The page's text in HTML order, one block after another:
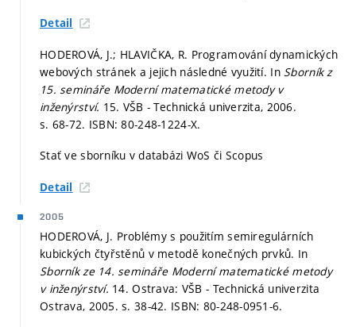
Detail
HODEROVÁ, J.; HLAVIČKA, R. Programování dynamických
webových stránek a jejich následné využití. In Sborník z
15. semináře Moderní matematické metody v
inženýrství. 15. VŠB - Technická univerzita, 2006.
s. 68-72. ISBN: 80-248-1224-X.
Stať ve sborníku v databázi WoS či Scopus
Detail
2005
HODEROVÁ, J. Problémy s použitím semiregulárních
kubických čtyřstěnů v metodě konečných prvků. In
Sborník ze 14. semináře Moderní matematické metody
v inženýrství. 14. Ostrava: VŠB - Technická univerzita
Ostrava, 2005.s. 38-42. ISBN: 80-248-0951-6.